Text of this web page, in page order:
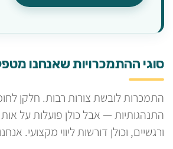
סוגי ההתמכרויות שאנחנו
התמכרות לובשת צורות רבות. חלקן
התנהגותיות — אבל כולן פועלות על
ורגשיים, וכולן דורשות ליווי מקצועי.